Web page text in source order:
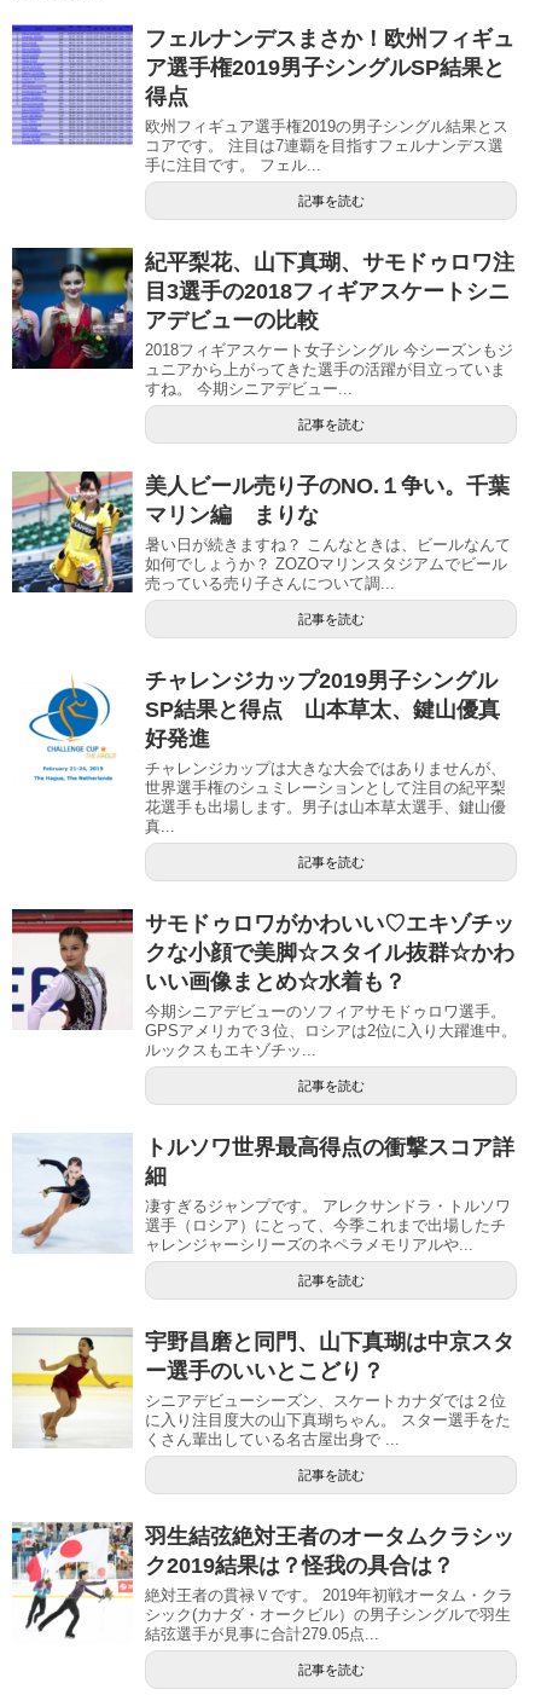
フェルナンデスまさか！欧州フィギュ
ア選手権2019男子シングルSP結果と
得点
欧州フィギュア選手権2019の男子シングル結果とス
コアです。 注目は7連覇を目指すフェルナンデス選
手に注目です。 フェル...
記事を読む
紀平梨花、山下真瑚、サモドゥロワ注
目3選手の2018フィギアスケートシニ
アデビューの比較
2018フィギアスケート女子シングル 今シーズンもジ
ュニアから上がってきた選手の活躍が目立っていま
すね。 今期シニアデビュー...
記事を読む
美人ビール売り子のNO.１争い。千葉
マリン編 まりな
暑い日が続きますね？ こんなときは、ビールなんて
如何でしょうか？ ZOZOマリンスタジアムでビール
売っている売り子さんについて調...
記事を読む
チャレンジカップ2019男子シングル
SP結果と得点 山本草太、鍵山優真
好発進
チャレンジカップは大きな大会ではありませんが、
世界選手権のシュミレーションとして注目の紀平梨
花選手も出場します。男子は山本草太選手、鍵山優
真...
記事を読む
サモドゥロワがかわいい♡エキゾチッ
クな小顔で美脚☆スタイル抜群☆かわ
いい画像まとめ☆水着も？
今期シニアデビューのソフィアサモドゥロワ選手。
GPSアメリカで３位、ロシアは2位に入り大躍進中。
ルックスもエキゾチッ...
記事を読む
トルソワ世界最高得点の衝撃スコア詳
細
凄すぎるジャンプです。 アレクサンドラ・トルソワ
選手（ロシア）にとって、今季これまで出場したチ
ャレンジャーシリーズのネペラメモリアルや...
記事を読む
宇野昌磨と同門、山下真瑚は中京スタ
ー選手のいいとこどり？
シニアデビューシーズン、スケートカナダでは２位
に入り注目度大の山下真瑚ちゃん。 スター選手をた
くさん輩出している名古屋出身で ...
記事を読む
羽生結弦絶対王者のオータムクラシッ
ク2019結果は？怪我の具合は？
絶対王者の貫禄Ｖです。 2019年初戦オータム・クラ
シック(カナダ・オークビル）の男子シングルで羽生
結弦選手が見事に合計279.05点...
記事を読む